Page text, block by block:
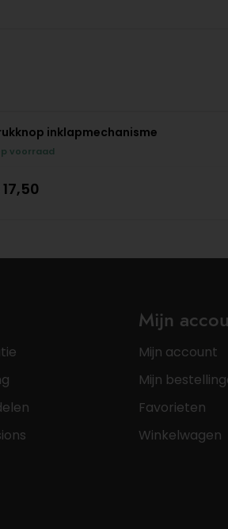
inklapmechanisme
voorraad
17,50
Mijn
Mijn account
Mijn
Favorieten
Winkelwagen